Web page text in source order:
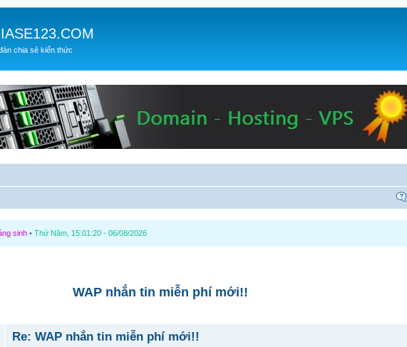
chia sẻ kiến thức
sinh • Thứ Năm, 15:01:20 - 06/08/2026
WAP nhắn tin miễn phí mới!!
Re: WAP nhắn tin miễn phí mới!!